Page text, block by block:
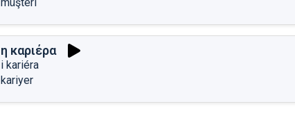
η καριέρα
i kariéra
kariyer